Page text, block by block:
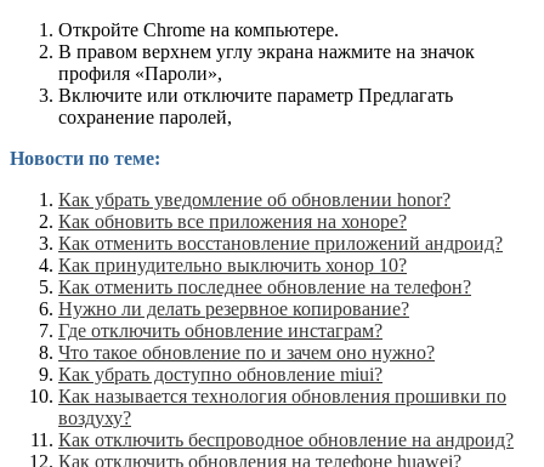
Откройте Chrome на компьютере.
В правом верхнем углу экрана нажмите на значок
профиля «Пароли»,
Включите или отключите параметр Предлагать
сохранение паролей,
Новости по теме:
Как убрать уведомление об обновлении honor?
Как обновить все приложения на хоноре?
Как отменить восстановление приложений андроид?
Как принудительно выключить хонор 10?
Как отменить последнее обновление на телефон?
Нужно ли делать резервное копирование?
Где отключить обновление инстаграм?
Что такое обновление по и зачем оно нужно?
Как убрать доступно обновление miui?
Как называется технология обновления прошивки по
воздуху?
Как отключить беспроводное обновление на андроид?
Как отключить обновления на телефоне huawei?